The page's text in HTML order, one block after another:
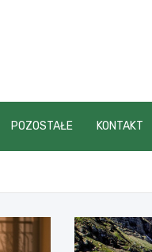
POZOSTAŁE KONTAKT